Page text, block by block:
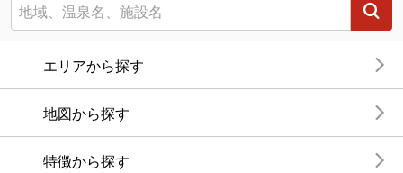
エリアから探す
地図から探す
特徴から探す